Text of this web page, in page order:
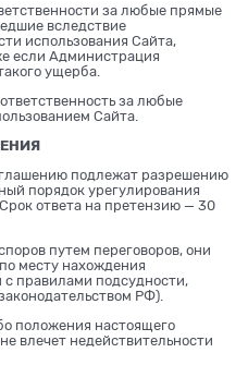
за любые прямые
вследствие
использования Сайта,
если Администрация
ущерба.
за любые
Сайта.
подлежат разрешению
порядок урегулирования
ответа на претензию — 30
путем переговоров, они
месту нахождения
правилами подсудности,
РФ).
положения настоящего
влечет недействительности